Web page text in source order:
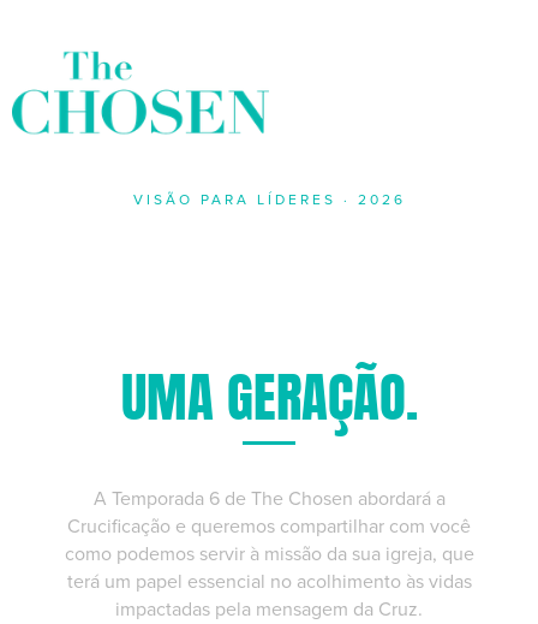
VISÃO PARA LÍDERES · 2026
UMA GERAÇÃO.
A Temporada 6 de The Chosen abordará a
Crucificação e queremos compartilhar com você
como podemos servir à missão da sua igreja, que
terá um papel essencial no acolhimento às vidas
impactadas pela mensagem da Cruz.